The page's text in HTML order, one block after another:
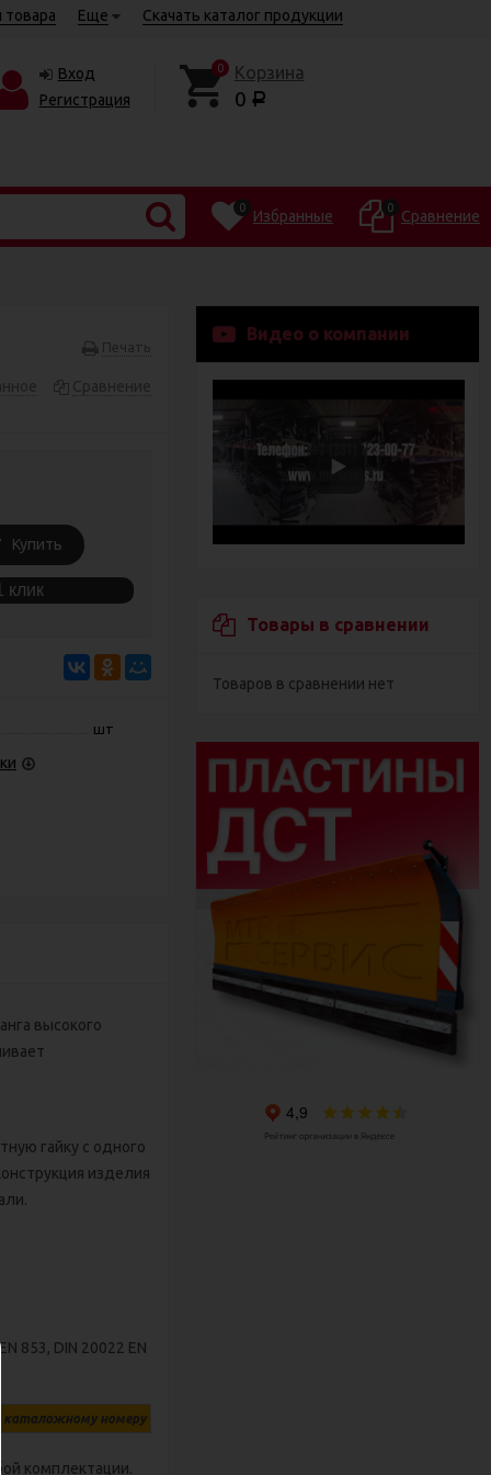
товара Еще Скачать каталог продукции
Вход
Регистрация
0 Корзина
0 Р
0 Избранные 0 Сравнение
Видео о компании
Товары в сравнении
Товаров в сравнении нет
Купить
клик
шт
высокого
гайку с одного
изделия
853, DIN 20022 ЕN
каталожному номеру
комплектации.